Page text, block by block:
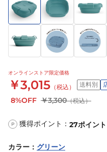
オンラインストア限定価格
￥3,015 （税込） 送料別
8%OFF ￥3,300（税込）
P 獲得ポイント： 27ポイント
カラー ： グリーン